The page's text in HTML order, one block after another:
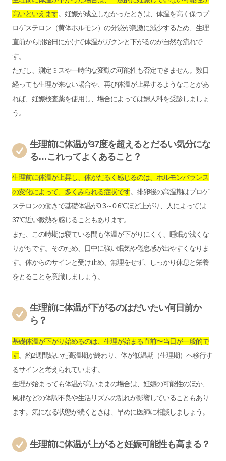
高いといえます。妊娠が成立しなかったときは、体温を高く保つプ
ロゲステロン（黄体ホルモン）の分泌が急激に減少するため、生理
直前から開始日にかけて体温がガクンと下がるのが自然な流れで
す。
ただし、測定ミスや一時的な変動の可能性も否定できません。数日
経っても生理が来ない場合や、再び体温が上昇するようなことがあ
れば、妊娠検査薬を使用し、場合によっては婦人科を受診しましょ
う。
生理前に体温が37度を超えるとだるい気分にな
る…これってよくあること？
生理前に体温が上昇し、体がだるく感じるのは、ホルモンバランス
の変化によって、多くみられる症状です。排卵後の高温期はプロゲ
ステロンの働きで基礎体温が0.3～0.6℃ほど上がり、人によっては
37℃近い微熱を感じることもあります。
また、この時期は寝ている間も体温が下がりにくく、睡眠が浅くな
りがちです。そのため、日中に強い眠気や倦怠感が出やすくなりま
す。体からのサインと受け止め、無理をせず、しっかり休息と栄養
をとることを意識しましょう。
生理前に体温が下がるのはだいたい何日前か
ら？
基礎体温が下がり始めるのは、生理が始まる直前〜当日が一般的で
す。約2週間続いた高温期が終わり、体が低温期（生理期）へ移行す
るサインと考えられています。
生理が始まっても体温が高いままの場合は、妊娠の可能性のほか、
風邪などの体調不良や生活リズムの乱れが影響していることもあり
ます。気になる状態が続くときは、早めに医師に相談しましょう。
生理前に体温が上がると妊娠可能性も高まる？